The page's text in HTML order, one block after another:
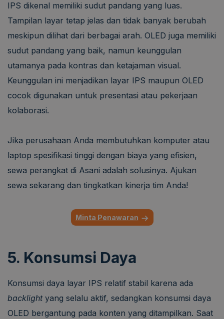
IPS dikenal memiliki sudut pandang yang luas.
Tampilan layar tetap jelas dan tidak banyak berubah
meskipun dilihat dari berbagai arah. OLED juga memiliki
sudut pandang yang baik, namun keunggulan
utamanya pada kontras dan ketajaman visual.
Keunggulan ini menjadikan layar IPS maupun OLED
cocok digunakan untuk presentasi atau pekerjaan
kolaborasi.
Jika perusahaan Anda membutuhkan komputer atau
laptop spesifikasi tinggi dengan biaya yang efisien,
sewa perangkat di Asani adalah solusinya. Ajukan
sewa sekarang dan tingkatkan kinerja tim Anda!
Minta Penawaran
5. Konsumsi Daya
Konsumsi daya layar IPS relatif stabil karena ada
backlightyang selalu aktif, sedangkan konsumsi daya
OLED bergantung pada konten yang ditampilkan. Saat